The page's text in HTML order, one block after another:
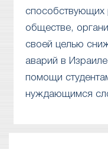
способствующих
обществе,
своей целью
аварий в
помощи
нуждающимся